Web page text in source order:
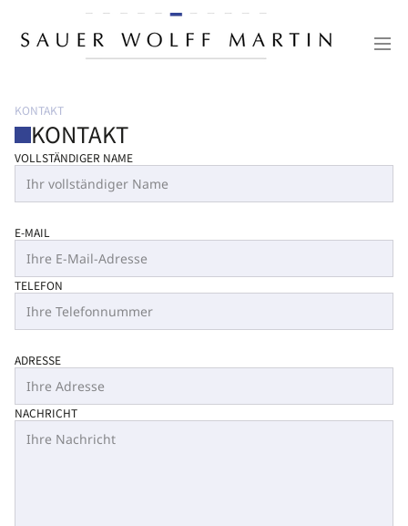
KONTAKT
KONTAKT
VOLLSTÄNDIGER NAME
E-MAIL
TELEFON
ADRESSE
NACHRICHT